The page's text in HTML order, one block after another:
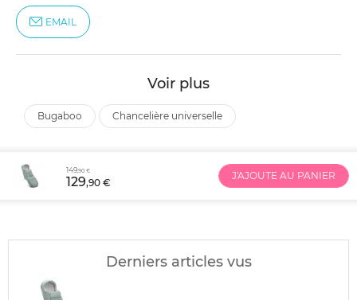
EMAIL
Voir plus
bugaboo chancelière universelle
149,90 €
129,90 €
J'AJOUTE AU PANIER
Derniers articles vus